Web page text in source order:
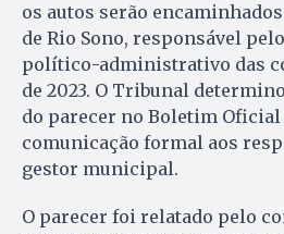
os autos serão
de Rio Sono, responsável
político-administrativo das
de 2023. O Tribunal
do parecer no Boletim Oficial
comunicação formal aos
gestor municipal.
O parecer foi relatado pelo